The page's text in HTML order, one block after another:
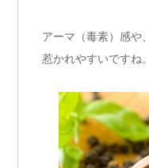
アーマ（毒素）感や
惹かれやすいですね。